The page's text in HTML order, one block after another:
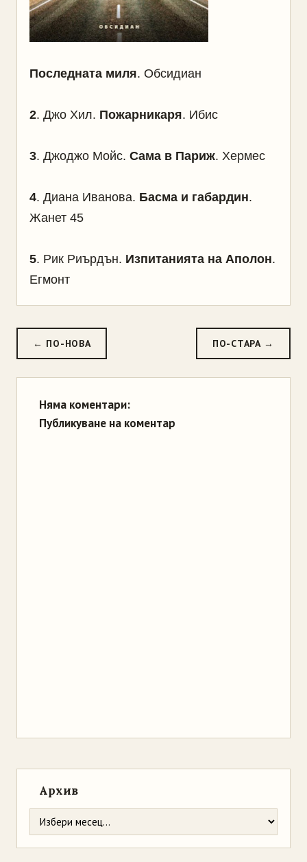
Последната миля. Обсидиан
2. Джо Хил. Пожарникаря. Ибис
3. Джоджо Мойс. Сама в Париж. Хермес
4. Диана Иванова. Басма и габардин.
Жанет 45
5. Рик Риърдън. Изпитанията на Аполон.
Егмонт
← ПО-НОВА ПО-СТАРА →
Няма коментари:
Публикуване на коментар
Архив